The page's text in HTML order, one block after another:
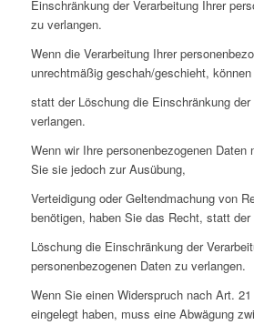
Einschränkung der Verarbeitung Ihrer
zu verlangen.
Wenn die Verarbeitung Ihrer
unrechtmäßig geschah/geschieht,
statt der Löschung die Einschränkung der
verlangen.
Wenn wir Ihre personenbezogenen Daten
Sie sie jedoch zur Ausübung,
Verteidigung oder Geltendmachung von
benötigen, haben Sie das Recht, statt der
Löschung die Einschränkung der
personenbezogenen Daten zu verlangen.
Wenn Sie einen Widerspruch nach Art.
eingelegt haben, muss eine Abwägung